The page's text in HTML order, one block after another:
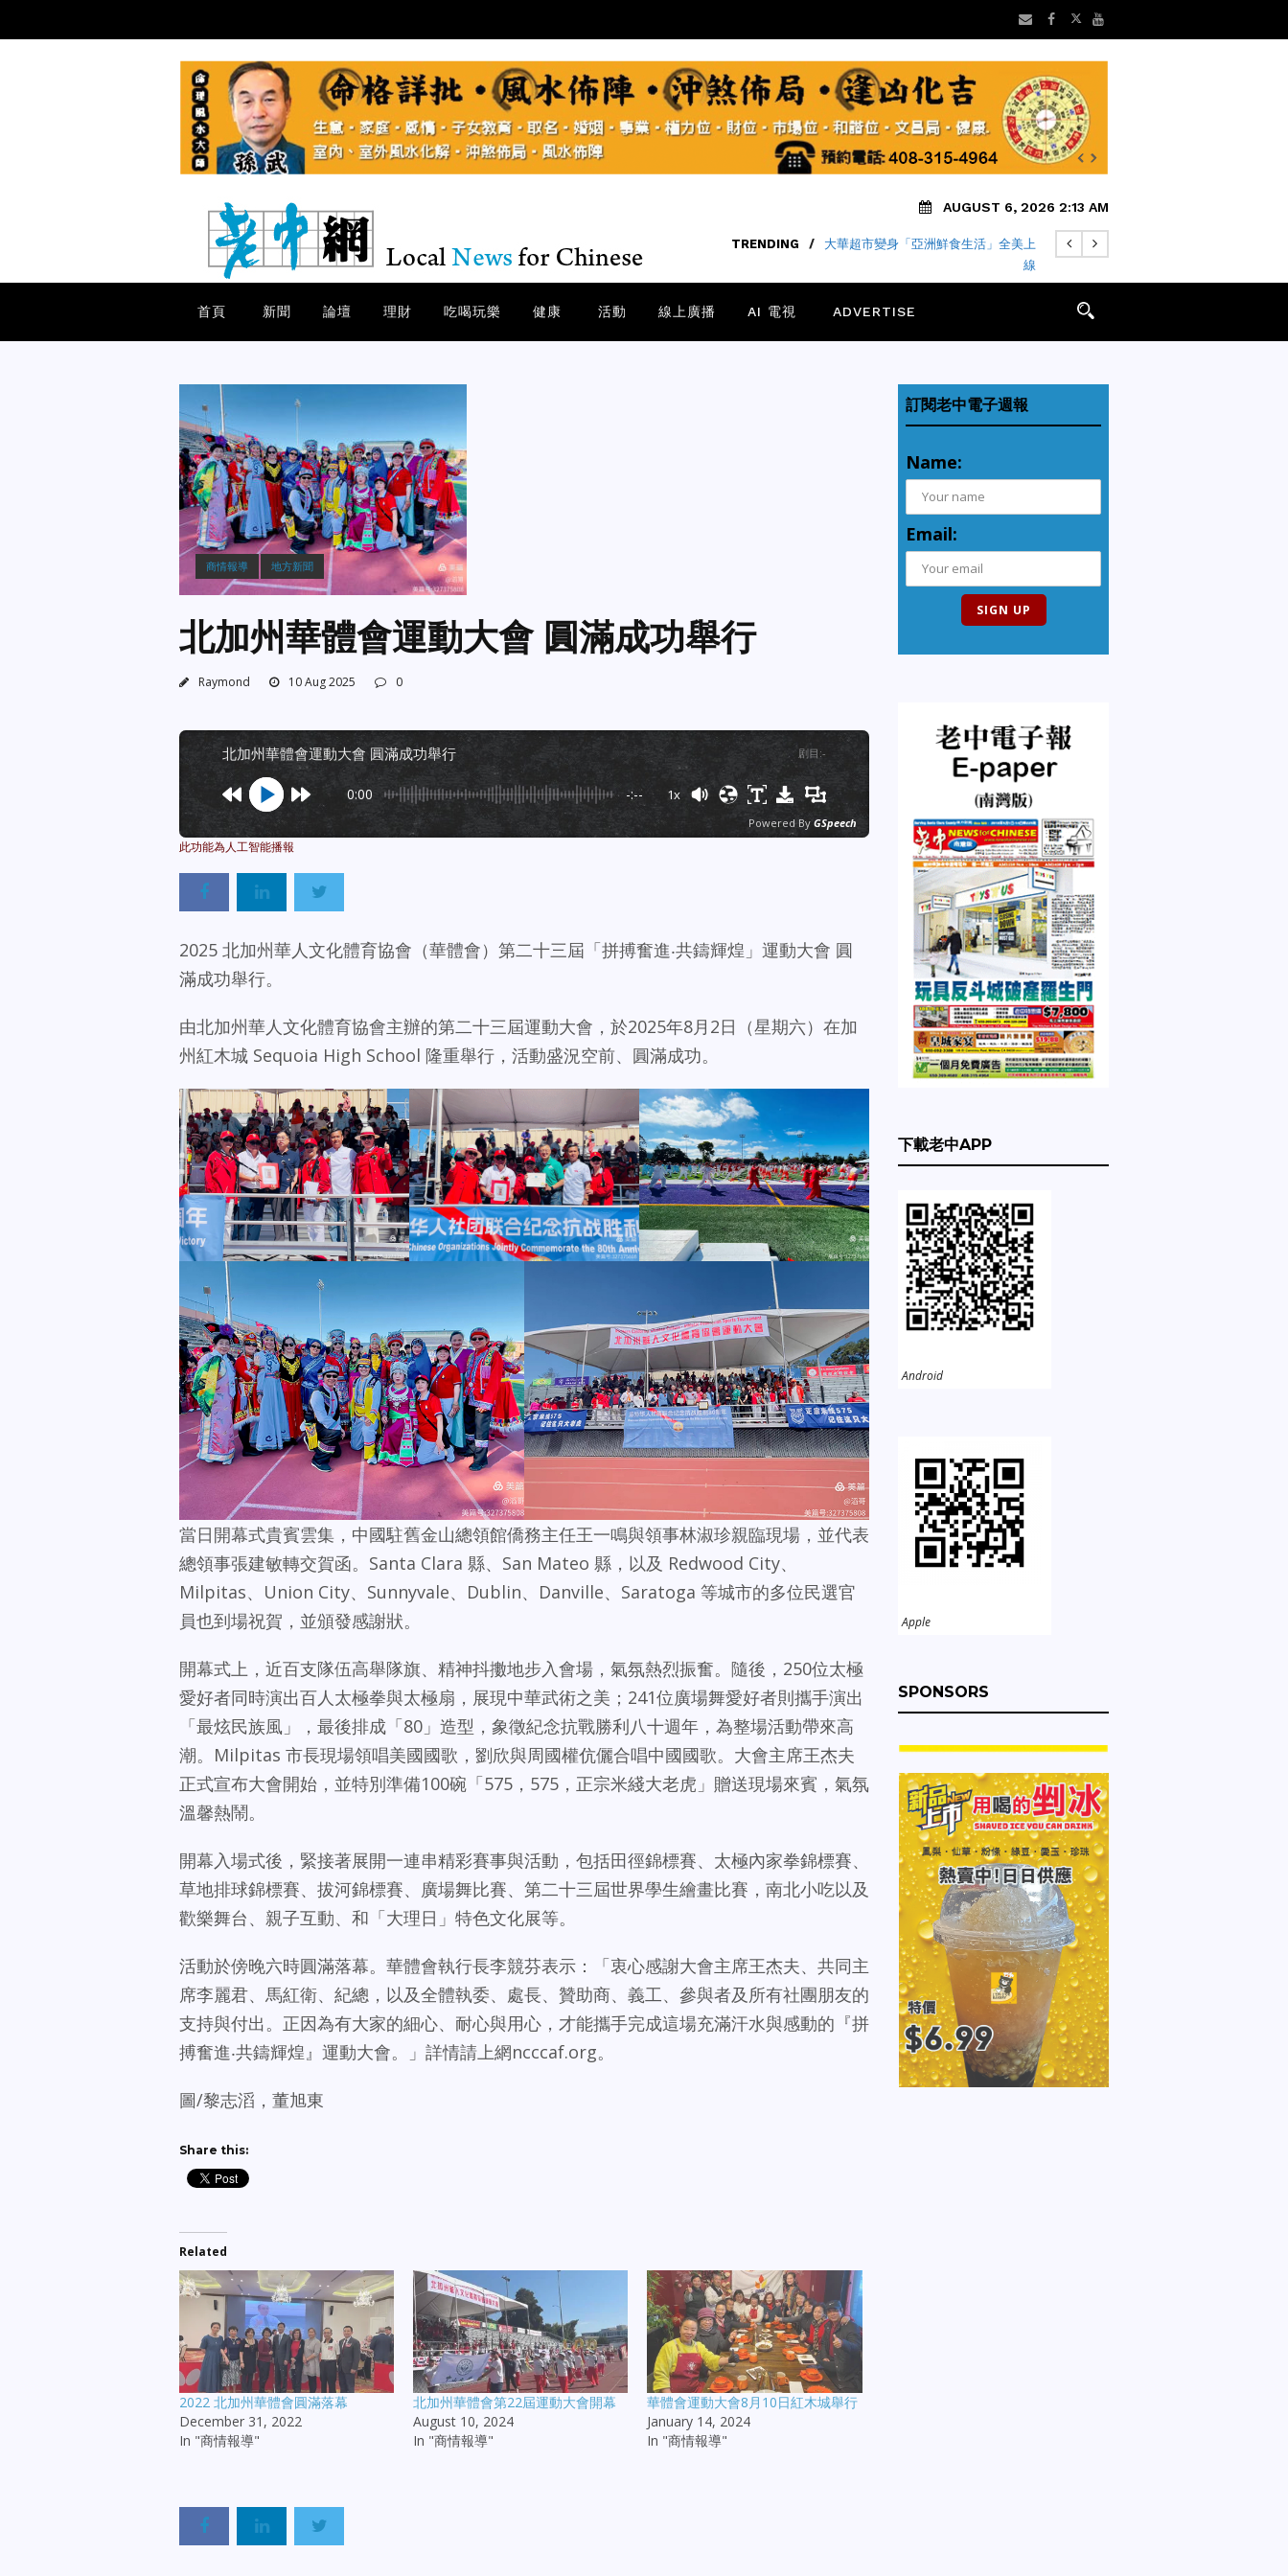
AUGUST 6, 2026 2:13 AM
TRENDING 老中地方新聞8/5 矽谷早安 新聞摘要
首頁 新聞 論壇 理財 吃喝玩樂 健康 活動 線上廣播 AI 電視 ADVERTISE
商情報導 地方新聞
北加州華體會運動大會 圓滿成功舉行
Raymond 10 Aug 2025 0
北加州華體會運動大會 圓滿成功舉行 剧目 :-
0:00 -:-- 1x
Powered By GSpeech
2025 北加州華人文化體育協會（華體會）第二十三屆「拼搏奮進‧共鑄輝煌」運動大會 圓
滿成功舉行。
由北加州華人文化體育協會主辦的第二十三屆運動大會，於2025年8月2日（星期六）在加
州紅木城 Sequoia High School 隆重舉行，活動盛況空前、圓滿成功。
當日開幕式貴賓雲集，中國駐舊金山總領館僑務主任王一鳴與領事林淑珍親臨現場，並代表
總領事張建敏轉交賀函。Santa Clara 縣、San Mateo 縣，以及 Redwood City、
Milpitas、Union City、Sunnyvale、Dublin、Danville、Saratoga 等城市的多位民選官
員也到場祝賀，並頒發感謝狀。
開幕式上，近百支隊伍高舉隊旗、精神抖擻地步入會場，氣氛熱烈振奮。隨後，250位太極
愛好者同時演出百人太極拳與太極扇，展現中華武術之美；241位廣場舞愛好者則攜手演出
「最炫民族風」，最後排成「80」造型，象徵紀念抗戰勝利八十週年，為整場活動帶來高
潮。Milpitas 市長現場領唱美國國歌，劉欣與周國權伉儷合唱中國國歌。大會主席王杰夫
正式宣布大會開始，並特別準備100碗「575，575，正宗米綫大老虎」贈送現場來賓，氣氛
溫馨熱鬧。
開幕入場式後，緊接著展開一連串精彩賽事與活動，包括田徑錦標賽、太極內家拳錦標賽、
草地排球錦標賽、拔河錦標賽、廣場舞比賽、第二十三屆世界學生繪畫比賽，南北小吃以及
歡樂舞台、親子互動、和「大理日」特色文化展等。
活動於傍晚六時圓滿落幕。華體會執行長李競芬表示：「衷心感謝大會主席王杰夫、共同主
席李麗君、馬紅衛、紀總，以及全體執委、處長、贊助商、義工、參與者及所有社團朋友的
支持與付出。正因為有大家的細心、耐心與用心，才能攜手完成這場充滿汗水與感動的『拼
搏奮進‧共鑄輝煌』運動大會。」詳情請上網ncccaf.org。
圖/黎志滔，董旭東
Share this:
Related
2022 北加州華體會圓滿落幕
December 31, 2022
In "商情報導"
北加州華體會第22屆運動大會開幕
August 10, 2024
In "商情報導"
華體會運動大會8月10日紅木城舉行
January 14, 2024
In "商情報導"
訂閱老中電子週報
Name:
Email:
下載老中APP
Android
Apple
SPONSORS